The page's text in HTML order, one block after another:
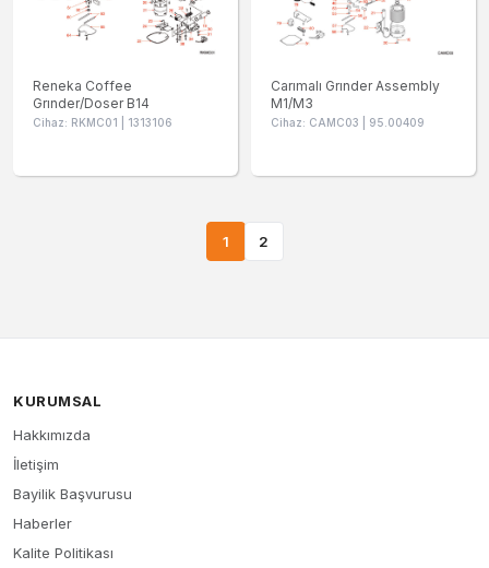
Reneka Coffee
Grınder/Doser B14
Cihaz: RKMC01 | 1313106
Carımalı Grınder Assembly
M1/M3
Cihaz: CAMC03 | 95.00409
1 2
KURUMSAL
Hakkımızda
İletişim
Bayilik Başvurusu
Haberler
Kalite Politikası